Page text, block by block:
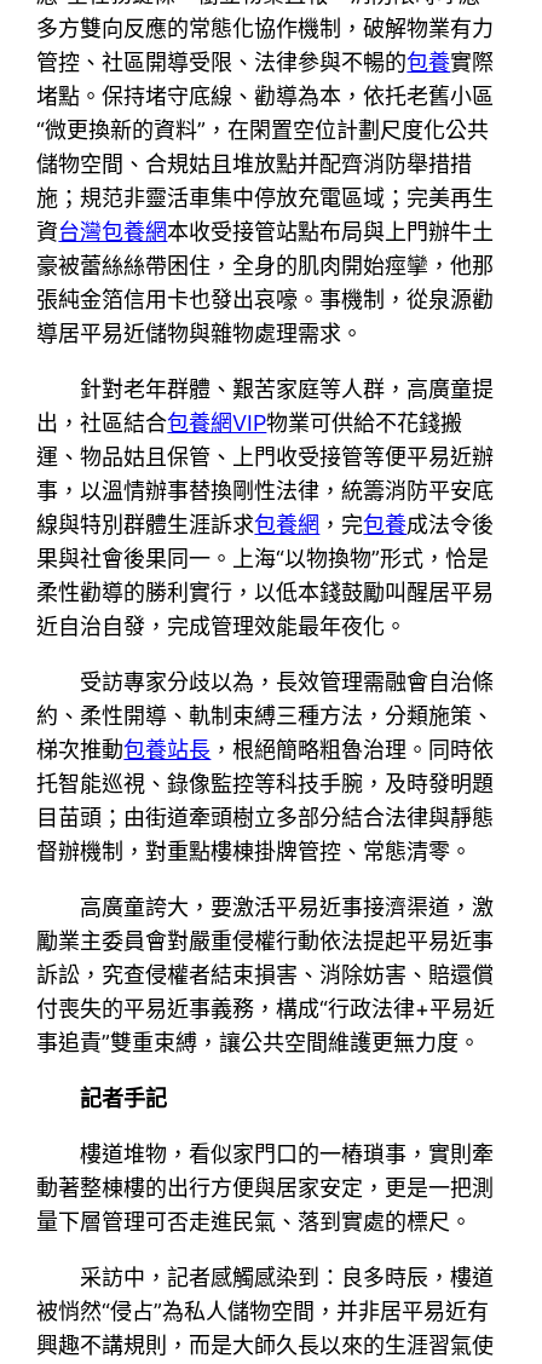
多方雙向反應的常態化協作機制，破解物業有力
管控、社區開導受限、法律參與不暢的包養實際
堵點。保持堵守底線、勸導為本，依托老舊小區
“微更換新的資料”，在閑置空位計劃尺度化公共
儲物空間、合規姑且堆放點并配齊消防舉措措
施；規范非靈活車集中停放充電區域；完美再生
資台灣包養網本收受接管站點布局與上門辦牛土
豪被蕾絲絲帶困住，全身的肌肉開始痙攣，他那
張純金箔信用卡也發出哀嚎。事機制，從泉源勸
導居平易近儲物與雜物處理需求。
針對老年群體、艱苦家庭等人群，高廣童提
出，社區結合包養網VIP物業可供給不花錢搬
運、物品姑且保管、上門收受接管等便平易近辦
事，以溫情辦事替換剛性法律，統籌消防平安底
線與特別群體生涯訴求包養網 ，完包養成法令後
果與社會後果同一。上海“以物換物”形式，恰是
柔性勸導的勝利實行，以低本錢鼓勵叫醒居平易
近自治自發，完成管理效能最年夜化。
受訪專家分歧以為，長效管理需融會自治條
約、柔性開導、軌制束縛三種方法，分類施策、
梯次推動包養站長 ，根絕簡略粗魯治理。同時依
托智能巡視、錄像監控等科技手腕，及時發明題
目苗頭；由街道牽頭樹立多部分結合法律與靜態
督辦機制，對重點樓棟掛牌管控、常態清零。
高廣童誇大，要激活平易近事接濟渠道，激
勵業主委員會對嚴重侵權行動依法提起平易近事
訴訟，究查侵權者結束損害、消除妨害、賠還償
付喪失的平易近事義務，構成“行政法律+平易近
事追責”雙重束縛，讓公共空間維護更無力度。
記者手記
樓道堆物，看似家門口的一樁瑣事，實則牽
動著整棟樓的出行方便與居家安定，更是一把測
量下層管理可否走進民氣、落到實處的標尺。
采訪中，記者感觸感染到：良多時辰，樓道
被悄然“侵占”為私人儲物空間，并非居平易近有
興趣不講規則，而是大師久長以來的生涯習氣使